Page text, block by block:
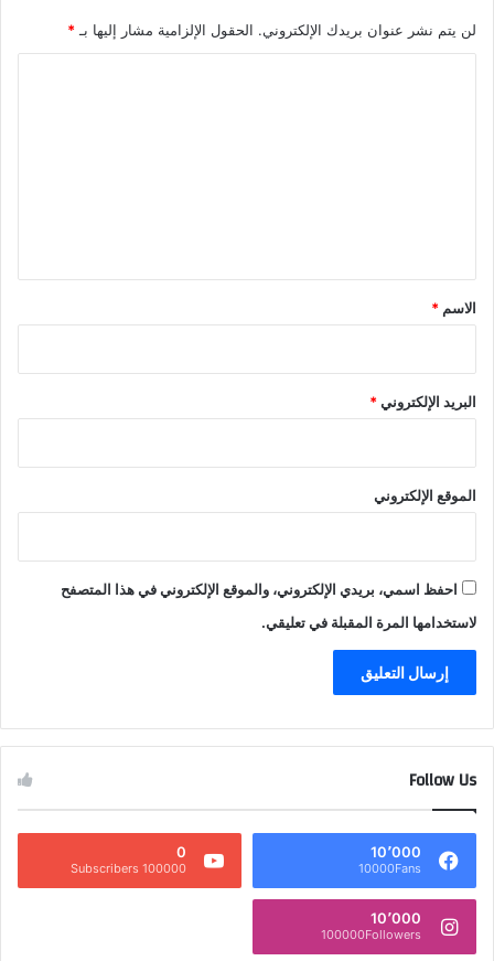
لن يتم نشر عنوان بريدك الإلكتروني. الحقول الإلزامية مشار إليها بـ *
*
الاسم *
البريد الإلكتروني*
الموقع الإلكتروني
احفظ اسمي، بريدي الإلكتروني، والموقع الإلكتروني في هذا المتصفح
لاستخدامها المرة المقبلة في تعليقي.
Follow Us
10٬000
10000Fans
0
100000 Subscribers
10٬000
100000Followers